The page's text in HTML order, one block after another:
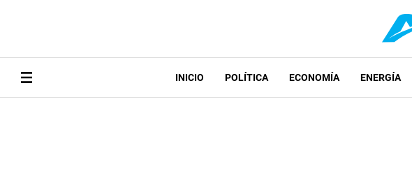
INICIO POLÍTICA ECONOMÍA ENERGÍA